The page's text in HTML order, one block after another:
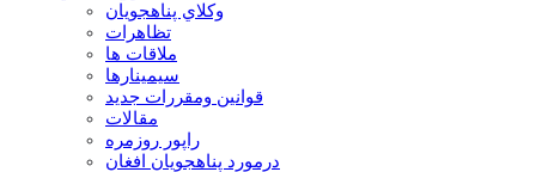
وکلاي پناهجويان
تظاهرات
ملاقات ها
سيمينارها
قوانين ومقررات جديد
مقالات
راپور روزمره
درمورد پناهجويان افغان